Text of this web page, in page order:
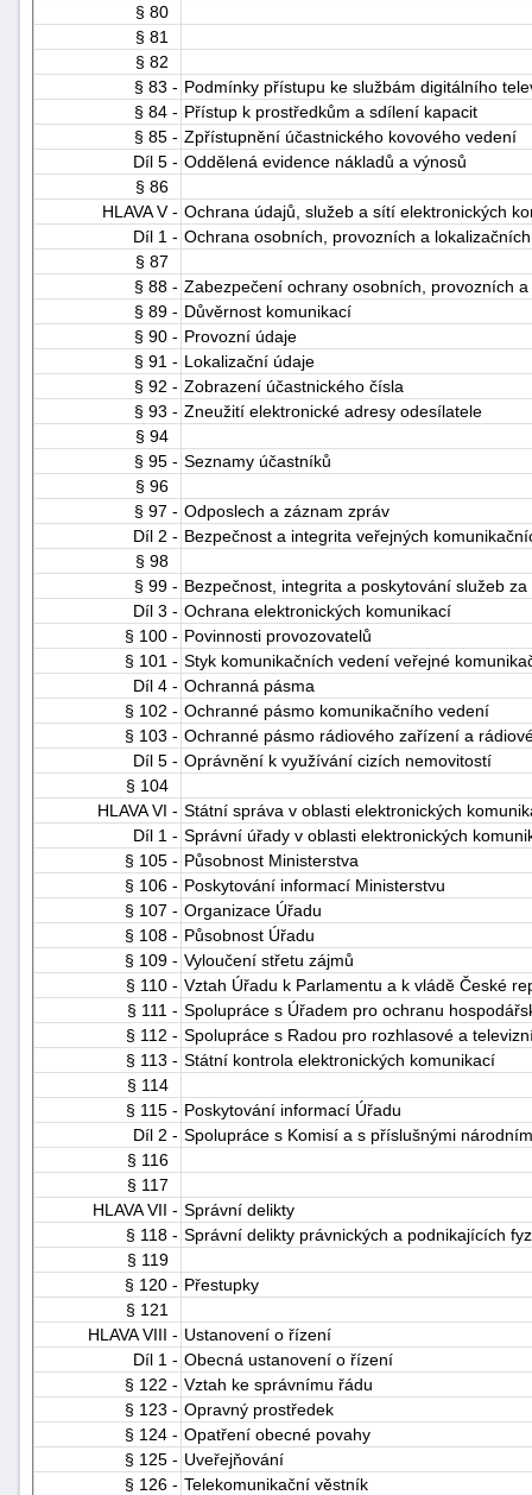
§ 80
§ 81
§ 82
§ 83 - Podmínky přístupu ke službám digitálního
§ 84 - Přístup k prostředkům a sdílení kapacit
§ 85 - Zpřístupnění účastnického kovového vedení
Díl 5 - Oddělená evidence nákladů a výnosů
§ 86
HLAVA V - Ochrana údajů, služeb a sítí elektronických
Díl 1 - Ochrana osobních, provozních a
§ 87
§ 88 - Zabezpečení ochrany osobních, provozních
§ 89 - Důvěrnost komunikací
§ 90 - Provozní údaje
§ 91 - Lokalizační údaje
§ 92 - Zobrazení účastnického čísla
§ 93 - Zneužití elektronické adresy odesílatele
§ 94
§ 95 - Seznamy účastníků
§ 96
§ 97 - Odposlech a záznam zpráv
Díl 2 - Bezpečnost a integrita veřejných
§ 98
§ 99 - Bezpečnost, integrita a poskytování služeb
Díl 3 - Ochrana elektronických komunikací
§ 100 - Povinnosti provozovatelů
§ 101 - Styk komunikačních vedení veřejné
Díl 4 - Ochranná pásma
§ 102 - Ochranné pásmo komunikačního vedení
§ 103 - Ochranné pásmo rádiového zařízení a
Díl 5 - Oprávnění k využívání cizích nemovitostí
§ 104
HLAVA VI - Státní správa v oblasti elektronických
Díl 1 - Správní úřady v oblasti elektronických
§ 105 - Působnost Ministerstva
§ 106 - Poskytování informací Ministerstvu
§ 107 - Organizace Úřadu
§ 108 - Působnost Úřadu
§ 109 - Vyloučení střetu zájmů
§ 110 - Vztah Úřadu k Parlamentu a k vládě České
§ 111 - Spolupráce s Úřadem pro ochranu
§ 112 - Spolupráce s Radou pro rozhlasové a
§ 113 - Státní kontrola elektronických komunikací
§ 114
§ 115 - Poskytování informací Úřadu
Díl 2 - Spolupráce s Komisí a s příslušnými
§ 116
§ 117
HLAVA VII - Správní delikty
§ 118 - Správní delikty právnických a podnikajících
§ 119
§ 120 - Přestupky
§ 121
HLAVA VIII - Ustanovení o řízení
Díl 1 - Obecná ustanovení o řízení
§ 122 - Vztah ke správnímu řádu
§ 123 - Opravný prostředek
§ 124 - Opatření obecné povahy
§ 125 - Uveřejňování
§ 126 - Telekomunikační věstník